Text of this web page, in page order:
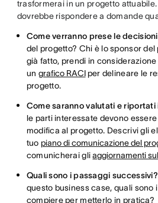
trasformerai in un progetto
dovrebbe rispondere a domande
Come verranno prese le
del progetto? Chi è lo sponsor del
già fatto, prendi in
un grafico RACIper delineare le
progetto.
Come saranno valutati e riportati
le parti interessate devono
modifica al progetto. Descrivi gli
tuo piano di comunicazione del
comunicherai gliaggiornamenti
Quali sono i passaggi successivi?
questo business case, quali sono
compiere per metterlo in pratica?